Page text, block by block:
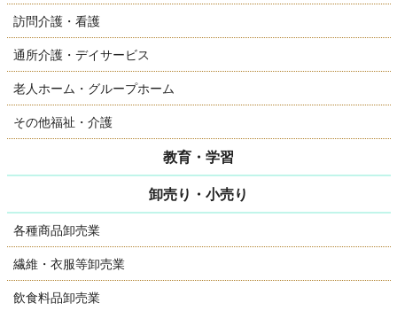
訪問介護・看護
通所介護・デイサービス
老人ホーム・グループホーム
その他福祉・介護
教育・学習
卸売り・小売り
各種商品卸売業
繊維・衣服等卸売業
飲食料品卸売業